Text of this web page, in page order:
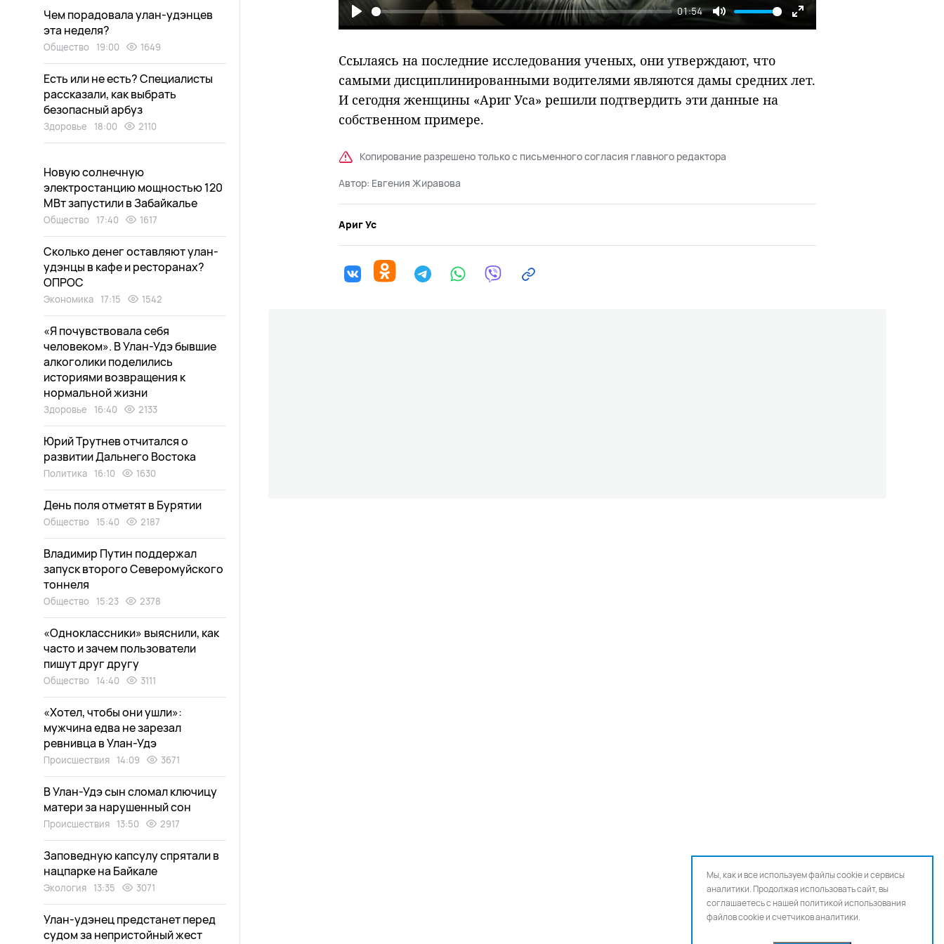
Play
01:54
Mute
Enter
Ссылаясь на последние исследования ученых, они утверждают, что
самыми дисциплинированными водителями являются дамы средних лет.
И сегодня женщины «Ариг Уса» решили подтвердить эти данные на
собственном примере.
Копирование разрешено только с письменного согласия главного редактора
Автор: Евгения Жиравова
Ариг Ус
Чем порадовала улан-удэнцев
эта неделя?
Общество 19:00 1649
Есть или не есть? Специалисты
рассказали, как выбрать
безопасный арбуз
Здоровье 18:00 2110
Новую солнечную
электростанцию мощностью 120
МВт запустили в Забайкалье
Общество 17:40 1617
Сколько денег оставляют улан-
удэнцы в кафе и ресторанах?
ОПРОС
Экономика 17:15 1542
«Я почувствовала себя
человеком». В Улан-Удэ бывшие
алкоголики поделились
историями возвращения к
нормальной жизни
Здоровье 16:40 2133
Юрий Трутнев отчитался о
развитии Дальнего Востока
Политика 16:10 1630
День поля отметят в Бурятии
Общество 15:40 2187
Владимир Путин поддержал
запуск второго Северомуйского
тоннеля
Общество 15:23 2378
«Одноклассники» выяснили, как
часто и зачем пользователи
пишут друг другу
Общество 14:40 3111
«Хотел, чтобы они ушли»:
мужчина едва не зарезал
ревнивца в Улан-Удэ
Происшествия 14:09 3671
В Улан-Удэ сын сломал ключицу
матери за нарушенный сон
Происшествия 13:50 2917
Заповедную капсулу спрятали в
нацпарке на Байкале
Экология 13:35 3071
Улан-удэнец предстанет перед
судом за непристойный жест
Мы, как и все используем файлы cookie и сервисы
аналитики. Продолжая использовать сайт, вы
соглашаетесь с нашейполитикой использования
файлов cookie и счетчиков аналитики.